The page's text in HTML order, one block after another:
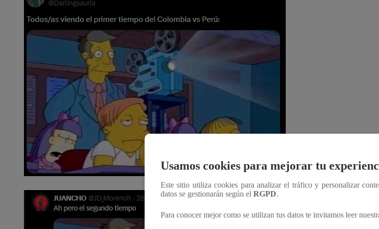
Usamos cookies para mejorar tu
Este sitio utiliza cookies para analizar el tráfico y personalizar
datos se gestionarán según el RGPD.
Para conocer mejor como se utilizan tus datos te invitamos leer